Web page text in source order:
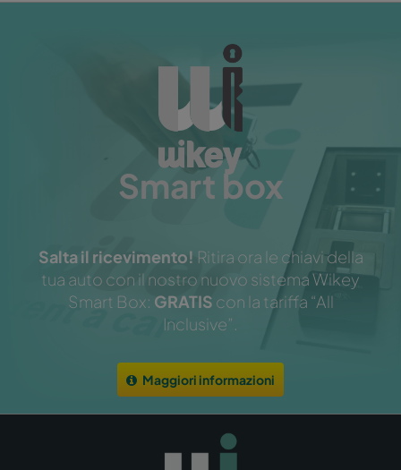
Smart box
Salta il ricevimento! Ritira ora le chiavi della
tua auto con il nostro nuovo sistema Wikey
Smart Box: GRATIS con la tariffa “All
Inclusive”.
Maggiori informazioni